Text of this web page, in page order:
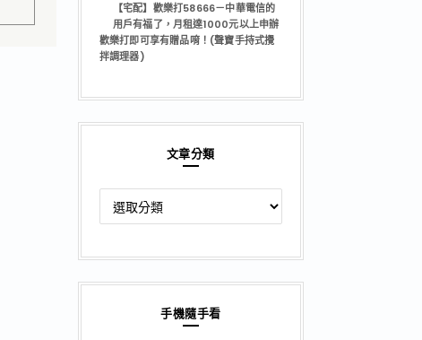
【宅配】歡樂打58666－中華電信的
用戶有福了，月租達1000元以上申辦
歡樂打即可享有贈品唷！(聲寶手持式攪
拌調理器)
文章分類
章
類
手機隨手看